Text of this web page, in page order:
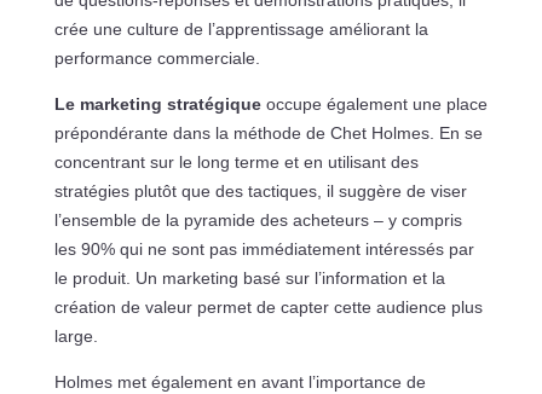
crée une culture de l’apprentissage améliorant la
performance commerciale.
Le marketing stratégiqueoccupe également une place
prépondérante dans la méthode de Chet Holmes. En se
concentrant sur le long terme et en utilisant des
stratégies plutôt que des tactiques, il suggère de viser
l’ensemble de la pyramide des acheteurs – y compris
les 90% qui ne sont pas immédiatement intéressés par
le produit. Un marketing basé sur l’information et la
création de valeur permet de capter cette audience plus
large.
Holmes met également en avant l’importance de